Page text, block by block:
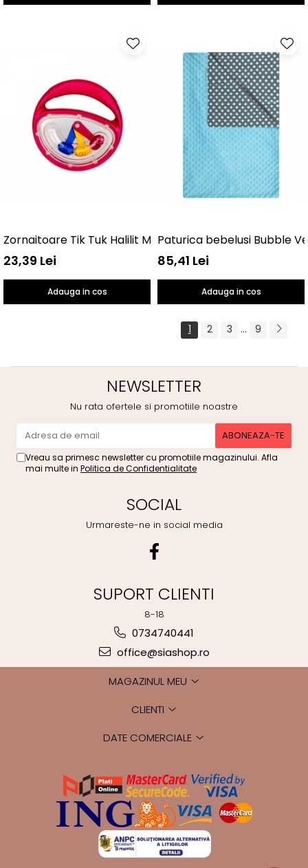
Zornaitoare Tik Tuk Halilit MP4100
23,39 Lei
Adauga in cos
Paturica bebelusi Bubble
85,41 Lei
Adauga in cos
1 2 3 ... 9
NEWSLETTER
Nu rata ofertele si promotiile noastre
Vreau sa primesc newsletter cu promotiile magazinului. Afla
mai multe in Politica de Confidentialitate
SOCIAL
Urmareste-ne in social media
SUPORT CLIENTI
8-18
0734740441
office@siashop.ro
MAGAZINUL MEU
CLIENTI
DATE COMERCIALE